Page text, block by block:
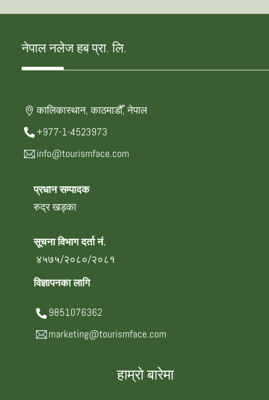
नेपाल नलेज हब प्रा. लि.
कालिकास्थान, काठमाडौँ, नेपाल
+977-1-4523973
info@tourismface.com
प्रधान सम्पादक
रुद्र खड्का
सूचना विभाग दर्ता नं.
४५७५/२०८०/२०८१
विज्ञापनका लागि
9851076362
marketing@tourismface.com
हाम्रो बारेमा